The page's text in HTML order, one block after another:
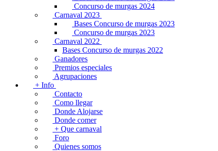
Concurso de murgas 2024
Carnaval 2023
Bases Concurso de murgas 2023
Concurso de murgas 2023
Carnaval 2022
Bases Concurso de murgas 2022
Ganadores
Premios especiales
Agrupaciones
+ Info
Contacto
Como llegar
Donde Alojarse
Donde comer
+ Que carnaval
Foro
Quienes somos